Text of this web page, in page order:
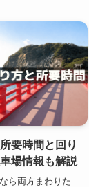
要時間と回り
場情報も解説
ら両方まわりた